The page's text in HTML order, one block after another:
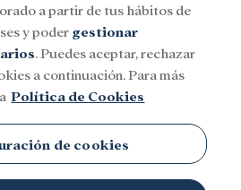
a partir de tus hábitos de
y poder gestionar
. Puedes aceptar, rechazar
a continuación. Para más
Política de Cookies
de cookies